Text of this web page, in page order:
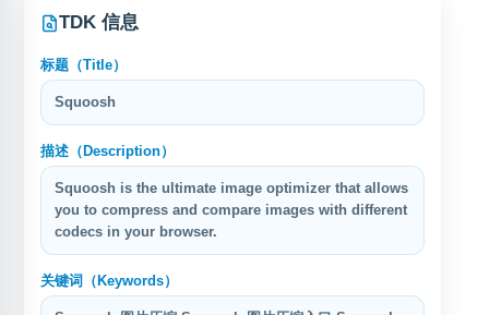
计师及日常办公人群使用。网站持续更新工具库，致
常照片处理等场景。网站支持中文页面，适合寻找在线图
片清理、AI 擦除工具和便捷图片编辑服务的用户访问。
TDK 信息
标题（Title）
Squoosh
描述（Description）
Squoosh is the ultimate image optimizer that allows
you to compress and compare images with different
codecs in your browser.
关键词（Keywords）